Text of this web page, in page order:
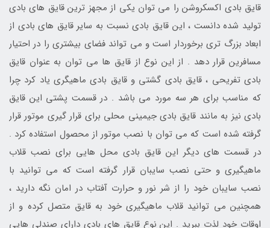
قایق بادی اکسکروشن را می توان یکی از مجهز ترین قایق های بادی
تولید شده دانست ، این قایق بادی نسبت به سایر قایق های بادی از
ابعاد بزرگ تری برخوردار است و می تواند فضای بیشتری را در احتیار
مسافرین قرار دهد . از این نوع از قایق ها می توان به عنوان قایق
بادی تفریحی ، قایق بادی گشتی و قایق بادی ماهیگری یاد کرد چرا
که مناسب برای هر سه مورد می باشد . در قسمت پشتی این قایق
بادی نیز به مانند قایق بادی جیمینی محلی برای قرار گیری موتور قرار
گرفته شده است که می توان با نصب موتور از محصول استفاده کرد .
در قسمت های دیگر این قایق بادی محل هایی برای نصب قلاب
ماهیگیری و حتی نصب سایبان قرار گرفته است که می توانید با
نصب سایبان خود را از شر نور و حرارت آفتاب در امان نگه دارید ،
همچنین می توانید قلاب ماهیگیری خود به قایق متصل کرده و از
اوقات خود لذت ببرید . این نوع قایق های بادی دارای صندلی هایی